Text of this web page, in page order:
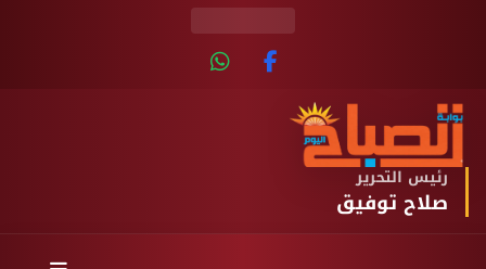
رئيس التحرير
صلاح توفيق